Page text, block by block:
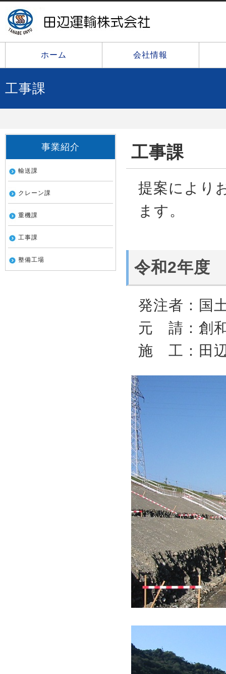
ホーム 会社情報
工事課
工事課
提案により
ます。
令和2年度
発注者：国
元 請：創
施 工：田
事業紹介
輸送課
クレーン課
重機課
工事課
整備工場